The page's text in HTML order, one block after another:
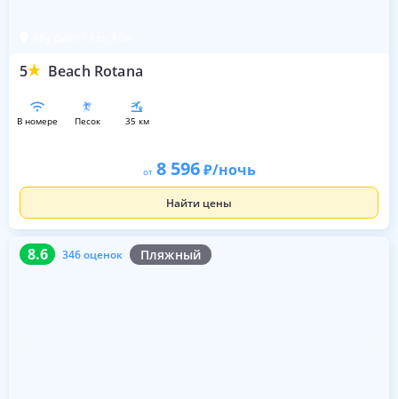
5 Beach Rotana
в номере песок 35 км
от 8 596 /ночь
Найти цены
8.6 346 оценок Пляжный
8.6 346 оценок